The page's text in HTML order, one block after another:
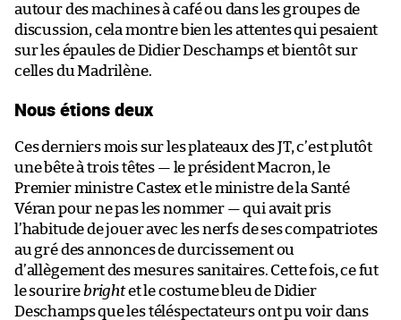
autour des machines à café ou dans les groupes de
discussion, cela montre bien les attentes qui pesaient
sur les épaules de Didier Deschamps et bientôt sur
celles du Madrilène.
Nous étions deux
Ces derniers mois sur les plateaux des JT, c’est plutôt
une bête à trois têtes — le président Macron, le
Premier ministre Castex et le ministre de la Santé
Véran pour ne pas les nommer — qui avait pris
l’habitude de jouer avec les nerfs de ses compatriotes
au gré des annonces de durcissement ou
d’allègement des mesures sanitaires. Cette fois, ce fut
le sourire brightet le costume bleu de Didier
Deschamps que les téléspectateurs ont pu voir dans